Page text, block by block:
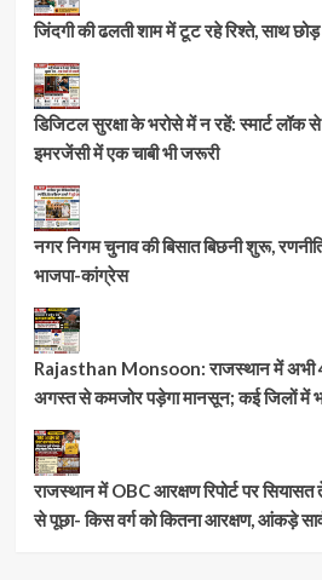
जिंदगी की ढलती शाम में टूट रहे रिश्ते, साथ
डिजिटल सुरक्षा के भरोसे में न रहें: स्मार्ट
इमरजेंसी में एक चाबी भी जरूरी
नगर निगम चुनाव की बिसात बिछनी शुरू,
भाजपा-कांग्रेस
Rajasthan Monsoon: राजस्थान में अभी
अगस्त से कमजोर पड़ेगा मानसून; कई जिलों में
राजस्थान में OBC आरक्षण रिपोर्ट पर
से पूछा- किस वर्ग को कितना आरक्षण, आंकड़े